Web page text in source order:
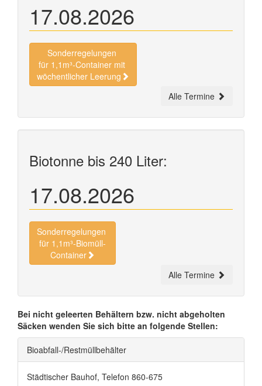
17.08.2026
Sonderregelungen
für 1,1m³-Container mit
wöchentlicher Leerung
Alle Termine
Biotonne bis 240 Liter:
17.08.2026
Sonderregelungen
für 1,1m³-Biomüll-
Container
Alle Termine
Bei nicht geleerten Behältern bzw. nicht abgeholten
Säcken wenden Sie sich bitte an folgende Stellen:
Bioabfall-/Restmüllbehälter
Städtischer Bauhof, Telefon 860-675